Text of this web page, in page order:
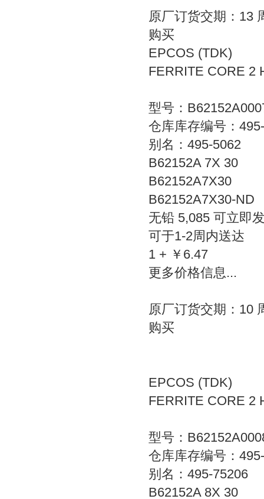
原厂订货交期：13
购买
EPCOS (TDK)
FERRITE CORE 2
型号：
仓库库存编号：
别名：495-5062
B62152A 7X 30
B62152A7X30
B62152A7X30-ND
无铅 5,085 可立即
可于1-2周内送达
1 + ￥6.47
更多价格信息...
原厂订货交期：10
购买
EPCOS (TDK)
FERRITE CORE 2
型号：
仓库库存编号：
别名：495-75206
B62152A 8X 30